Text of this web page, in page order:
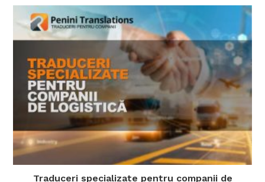
Traduceri specializate pentru companii de